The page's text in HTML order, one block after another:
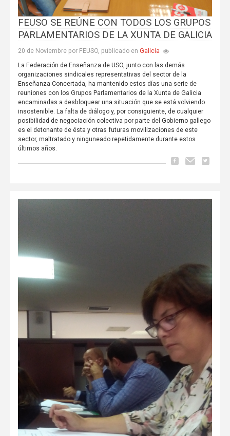
FEUSO SE REÚNE CON TODOS LOS GRUPOS
PARLAMENTARIOS DE LA XUNTA DE GALICIA
20 de Noviembre por FEUSO, publicado en Galicia
La Federación de Enseñanza de USO, junto con las demás
organizaciones sindicales representativas del sector de la
Enseñanza Concertada, ha mantenido estos días una serie de
reuniones con los Grupos Parlamentarios de la Xunta de Galicia
encaminadas a desbloquear una situación que se está volviendo
insostenible. La falta de diálogo y, por consiguiente, de cualquier
posibilidad de negociación colectiva por parte del Gobierno gallego
es el detonante de ésta y otras futuras movilizaciones de este
sector, maltratado y ninguneado repetidamente durante estos
últimos años.